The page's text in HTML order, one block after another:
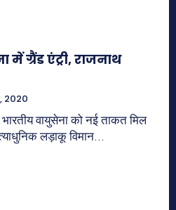
में ग्रैंड एंट्री, राजनाथ
2020
वायुसेना को नई ताकत मिल
लड़ाकू विमान...